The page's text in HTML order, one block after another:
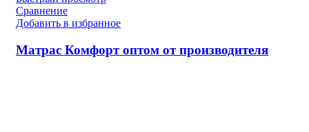
Сравнение
Добавить в избранное
Матрас Комфорт оптом от производителя